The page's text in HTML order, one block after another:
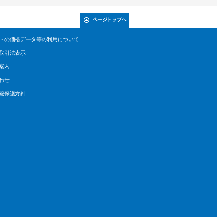
ページトップへ
の価格データ等の利用について
引法表示
内
せ
保護方針